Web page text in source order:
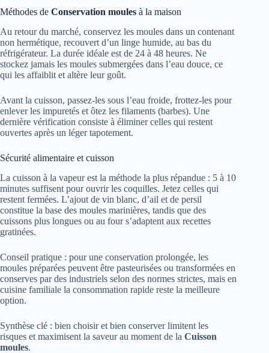
Méthodes de Conservation moules à la maison
Au retour du marché, conservez les moules dans un contenant
non hermétique, recouvert d’un linge humide, au bas du
réfrigérateur. La durée idéale est de 24 à 48 heures. Ne
stockez jamais les moules submergées dans l’eau douce, ce
qui les affaiblit et altère leur goût.
Avant la cuisson, passez-les sous l’eau froide, frottez-les pour
enlever les impuretés et ôtez les filaments (barbes). Une
dernière vérification consiste à éliminer celles qui restent
ouvertes après un léger tapotement.
Sécurité alimentaire et cuisson
La cuisson à la vapeur est la méthode la plus répandue : 5 à 10
minutes suffisent pour ouvrir les coquilles. Jetez celles qui
restent fermées. L’ajout de vin blanc, d’ail et de persil
constitue la base des moules marinières, tandis que des
cuissons plus longues ou au four s’adaptent aux recettes
gratinées.
Conseil pratique : pour une conservation prolongée, les
moules préparées peuvent être pasteurisées ou transformées en
conserves par des industriels selon des normes strictes, mais en
cuisine familiale la consommation rapide reste la meilleure
option.
Synthèse clé : bien choisir et bien conserver limitent les
risques et maximisent la saveur au moment de la Cuisson
moules.